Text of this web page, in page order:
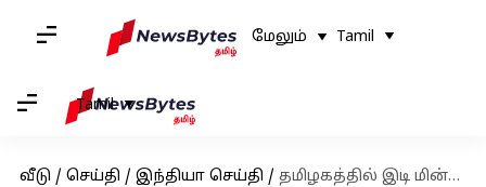
மேலும் Tamil
Tamil
வீடு / செய்தி / இந்தியா செய்தி / தமிழகத்தில் இடி மின்னலுடன் மழை பெய்ய வாய்ப்பு: வானிலை ஆய்வு மையம்